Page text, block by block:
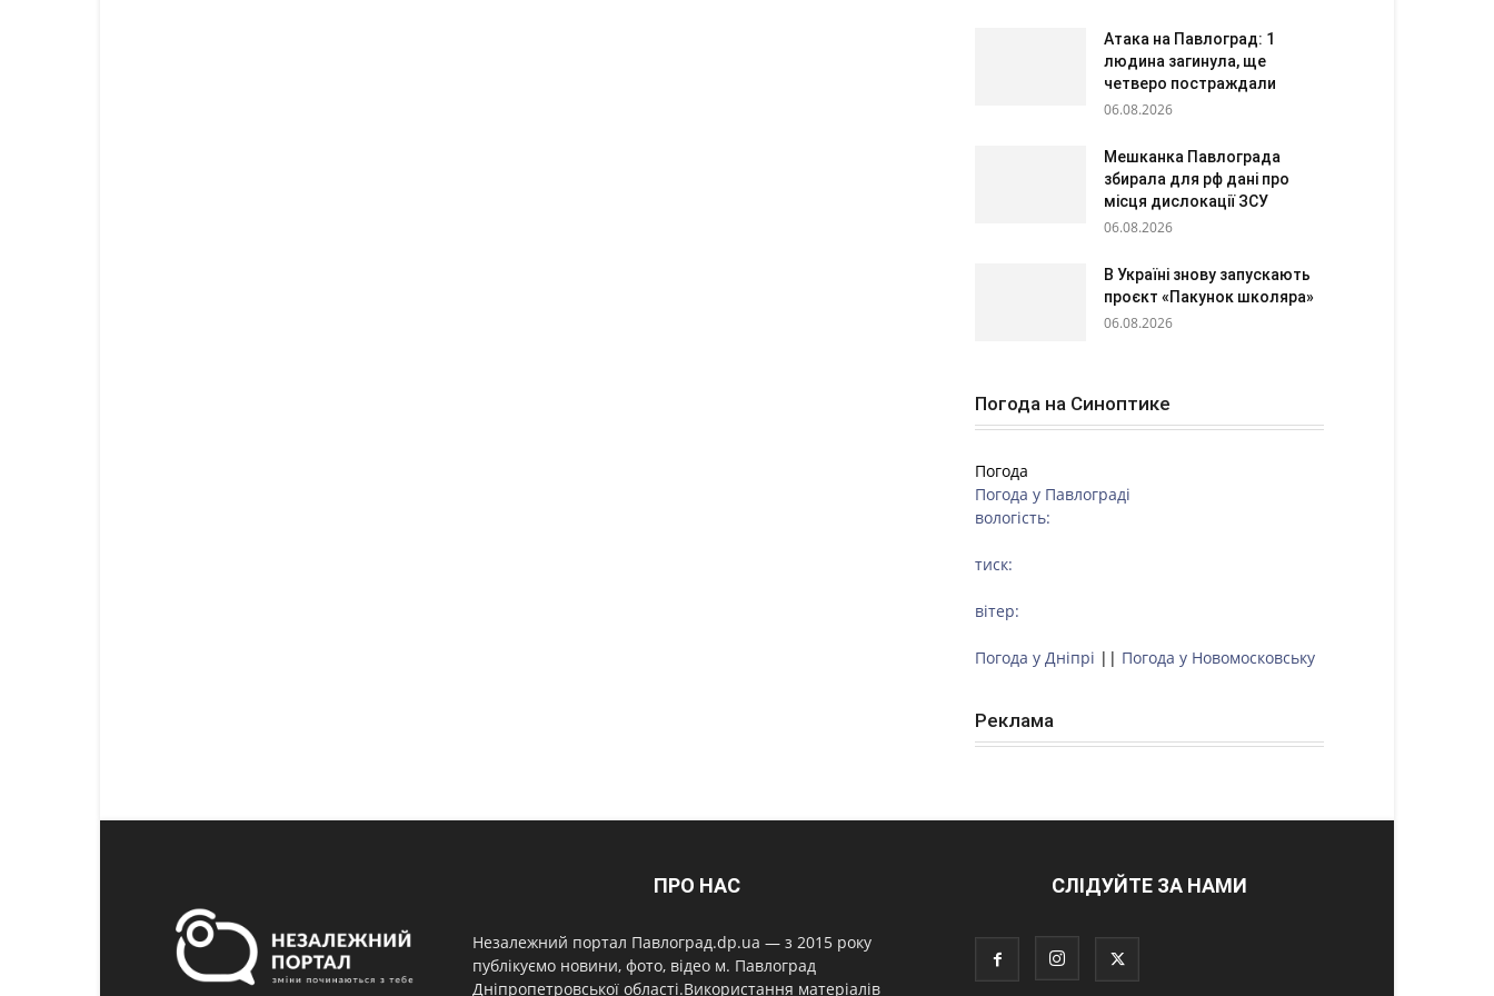
Атака на Павлоград: 1
людина загинула, ще
четверо постраждали
06.08.2026
Мешканка Павлограда
збирала для рф дані про
місця дислокації ЗСУ
06.08.2026
В Україні знову запускають
проєкт «Пакунок школяра»
06.08.2026
Погода на Синоптике
Погода
Погода у Павлограді
вологість:
тиск:
вітер:
Погода у Дніпрі || Погода у Новомосковську
Реклама
ПРО НАС
Незалежний портал Павлоград.dp.ua — з 2015 року
публікуємо новини, фото, відео м. Павлоград
Дніпропетровської області.Використання матеріалів
СЛІДУЙТЕ ЗА НАМИ